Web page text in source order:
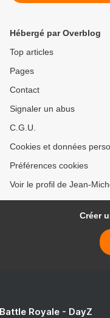
Hébergé par Overblog
Top articles
Pages
Contact
Signaler un abus
C.G.U.
Cookies et données
Préférences cookies
Voir le profil de Jean-
Créer
Royale - DayZ